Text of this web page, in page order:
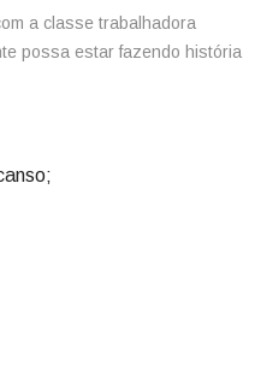
a classe trabalhadora
possa estar fazendo história